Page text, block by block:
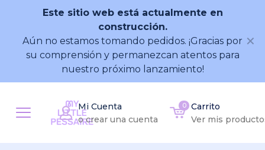
Este sitio web está actualmente en
construcción.
Aún no estamos tomando pedidos. ¡Gracias por
su comprensión y permanezcan atentos para
nuestro próximo lanzamiento!
✕
Mi Cuenta
o crear una cuenta
0
Carrito
Ver mis